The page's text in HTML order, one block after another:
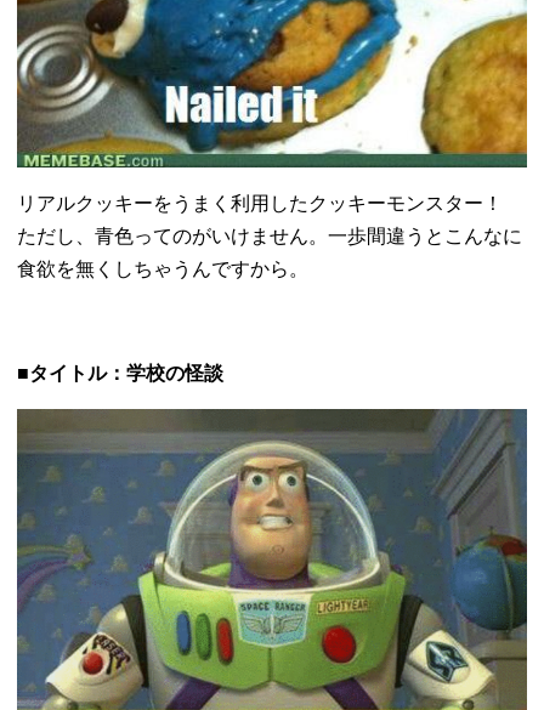
リアルクッキーをうまく利用したクッキーモンスター！
ただし、青色ってのがいけません。一歩間違うとこんなに
食欲を無くしちゃうんですから。
■タイトル：学校の怪談